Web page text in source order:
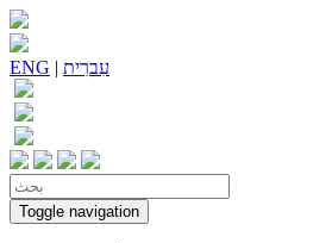
ENG | עִברִית
Toggle navigation